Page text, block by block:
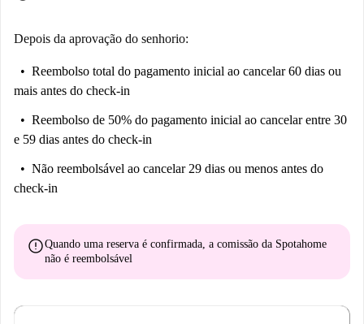
Depois da aprovação do senhorio:
Reembolso total do pagamento inicial ao cancelar 60 dias ou
mais antes do check-in
Reembolso de 50% do pagamento inicial ao cancelar entre 30
e 59 dias antes do check-in
Não reembolsável ao cancelar 29 dias ou menos antes do
check-in
errorQuando uma reserva é confirmada, a comissão da Spotahome
não é reembolsável